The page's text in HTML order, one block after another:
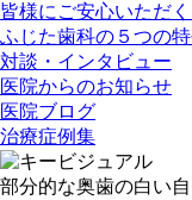
皆様にご安心いただ
ふじた歯科の５つの
対談・インタビュー
医院からのお知らせ
医院ブログ
治療症例集
部分的な奥歯の白い